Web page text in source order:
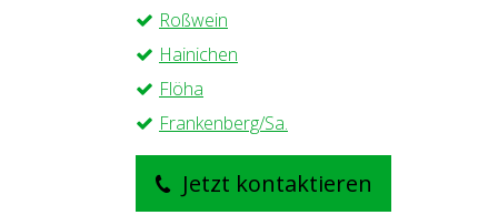
Roßwein
Hainichen
Flöha
Frankenberg/Sa.
Jetzt kontaktieren